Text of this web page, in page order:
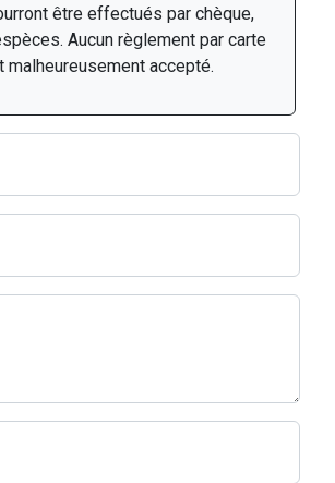
être effectués par chèque,
Aucun règlement par carte
malheureusement accepté.